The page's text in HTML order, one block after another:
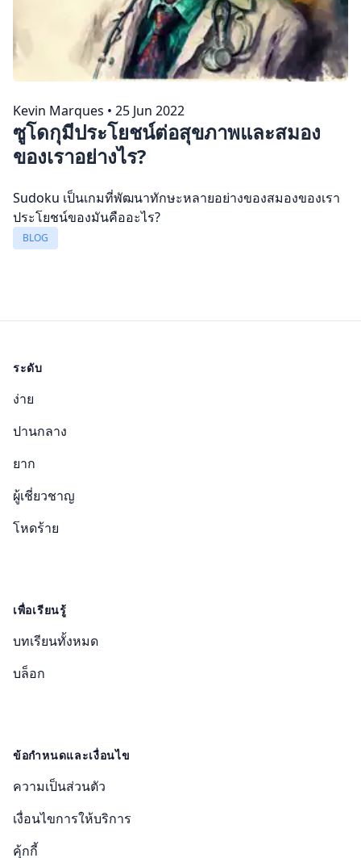
Kevin Marques • 25 Jun 2022
ซูโดกุมีประโยชน์ต่อสุขภาพและสมอง
ของเราอย่างไร?
Sudoku เป็นเกมที่พัฒนาทักษะหลายอย่างของสมองของเรา
ประโยชน์ของมันคืออะไร?
BLOG
ระดับ
ง่าย
ปานกลาง
ยาก
ผู้เชี่ยวชาญ
โหดร้าย
เพื่อเรียนรู้
บทเรียนทั้งหมด
บล็อก
ข้อกำหนดและเงื่อนไข
ความเป็นส่วนตัว
เงื่อนไขการให้บริการ
คุ้กกี้